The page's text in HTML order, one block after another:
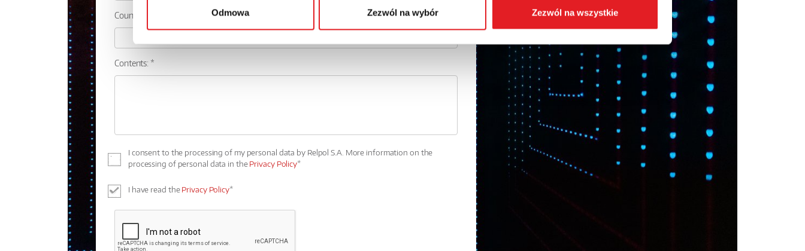
Odmowa Zezwól na wybór Zezwól na wszystkie
Country:
Contents: *
I consent to the processing of my personal data by Relpol S.A. More information on the
processing of personal data in thePrivacy Policy*
I have read thePrivacy Policy*